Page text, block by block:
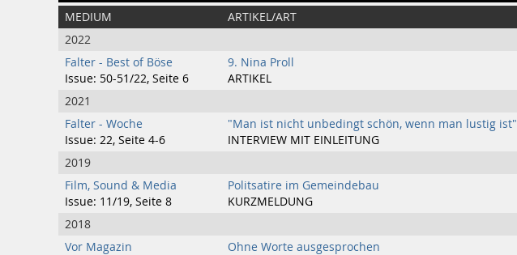
MEDIUM ARTIKEL/ART
2022
Falter - Best of Böse
Issue: 50-51/22, Seite 6
9. Nina Proll
ARTIKEL
2021
Falter - Woche
Issue: 22, Seite 4-6
"Man ist nicht unbedingt schön, wenn man lustig ist"
INTERVIEW MIT EINLEITUNG
2019
Film, Sound & Media
Issue: 11/19, Seite 8
Politsatire im Gemeindebau
KURZMELDUNG
2018
Vor Magazin
Ohne Worte ausgesprochen